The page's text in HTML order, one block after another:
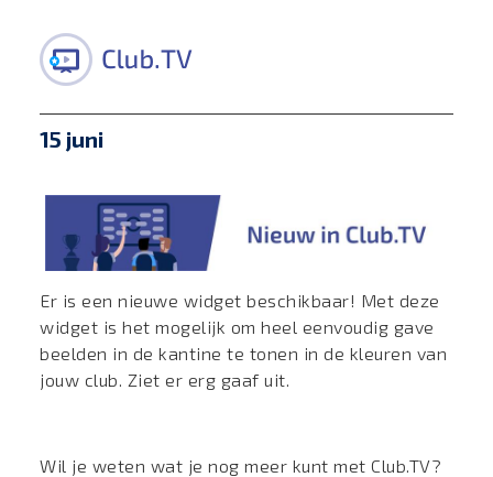
15 juni
Er is een nieuwe widget beschikbaar! Met deze
widget is het mogelijk om heel eenvoudig gave
beelden in de kantine te tonen in de kleuren van
jouw club. Ziet er erg gaaf uit.
Wil je weten wat je nog meer kunt met Club.TV?